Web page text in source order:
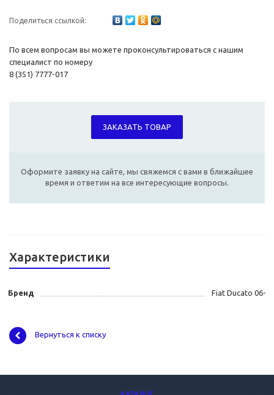
Поделиться ссылкой:
По всем вопросам вы можете проконсультироваться с нашим
специалист по номеру
8 (351) 7777-017
ЗАКАЗАТЬ ТОВАР
Оформите заявку на сайте, мы свяжемся с вами в ближайшее
время и ответим на все интересующие вопросы.
Характеристики
Бренд Fiat Ducato 06-
Вернуться к списку